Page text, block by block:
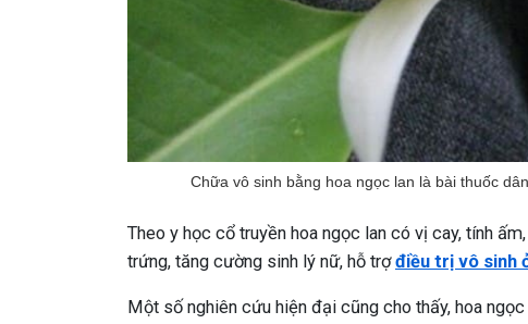
Chữa vô sinh bằng hoa ngọc lan là bài thuốc
Theo y học cổ truyền hoa ngọc lan có vị cay, tính
trứng, tăng cường sinh lý nữ, hỗ trợđiều trị vô sinh
Một số nghiên cứu hiện đại cũng cho thấy, hoa